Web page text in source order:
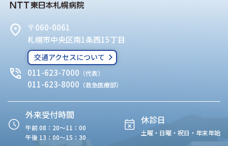
〒060-0061
札幌市中央区南1条西15丁目
交通アクセスについて
011-623-7000 （代表）
011-623-8000 （救急医療部）
外来受付時間
午前 08：20〜11：00
午後 13：00〜15：30
休診日
土曜・日曜・祝日・年末年始